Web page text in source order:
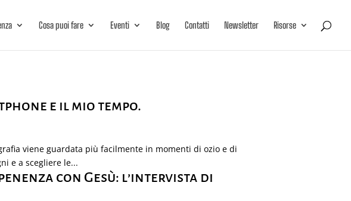
Cosa puoi fare Eventi Blog Contatti Newsletter Risorse
e il mio tempo.
viene guardata più facilmente in momenti di ozio e di
e a scegliere le...
con Gesù: l’intervista di